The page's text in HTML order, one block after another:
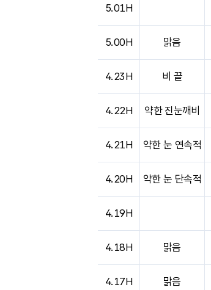
5.01H
5.00H 맑음
4.23H 비 끝
4.22H 약한 진눈깨비
4.21H 약한 눈 연속적
4.20H 약한 눈 단속적
4.19H
4.18H 맑음
4.17H 맑음